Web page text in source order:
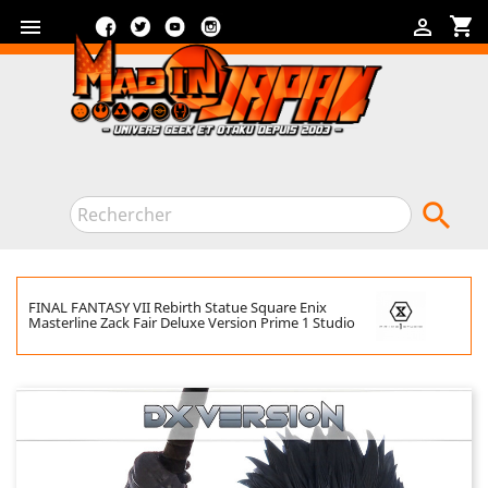
 shopping_cart

FacebookTwitterYouTube

FINAL FANTASY VII Rebirth Statue Square Enix
Masterline Zack Fair Deluxe Version Prime 1 Studio